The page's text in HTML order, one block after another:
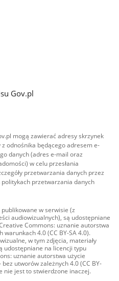
Gov.pl
mogą zawierać adresy skrzynek
odnośnika będącego adresem e-
danych (adres e-mail oraz
w celu przesłania
przetwarzania danych przez
przetwarzania danych
w serwisie (z
audiowizualnych), są udostępniane
Commons: uznanie autorstwa
warunkach 4.0 (CC BY-SA 4.0).
w tym zdjęcia, materiały
udostępniane na licencji typu
uznanie autorstwa użycie
utworów zależnych 4.0 (CC BY-
nie jest to stwierdzone inaczej.